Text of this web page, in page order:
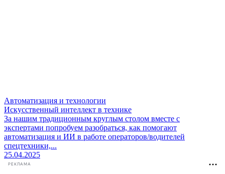
Автоматизация и технологии
Искусственный интеллект в технике
За нашим традиционным круглым столом вместе с
экспертами попробуем разобраться, как помогают
автоматизация и ИИ в работе операторов/водителей
спецтехники,...
25.04.2025
РЕКЛАМА